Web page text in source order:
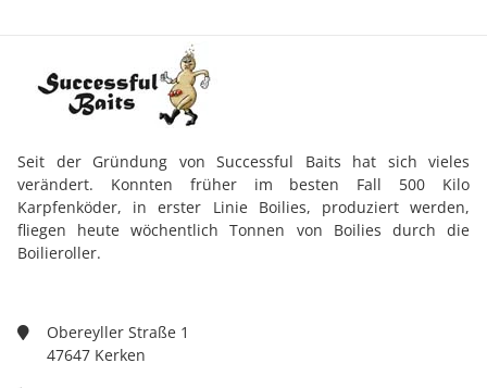
Seit der Gründung von Successful Baits hat sich vieles
verändert. Konnten früher im besten Fall 500 Kilo
Karpfenköder, in erster Linie Boilies, produziert werden,
fliegen heute wöchentlich Tonnen von Boilies durch die
Boilieroller.
Obereyller Straße 1
47647 Kerken